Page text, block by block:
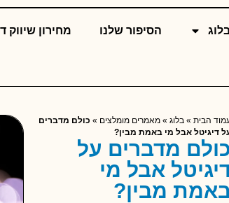
הסיפור שלנו מחירון שיווק
הבית »בלוג »מאמרים מומלצים » כולם מדברים
דיגיטל אבל מי באמת מבין?
כולם מדברים על
אבל מי
מבין?